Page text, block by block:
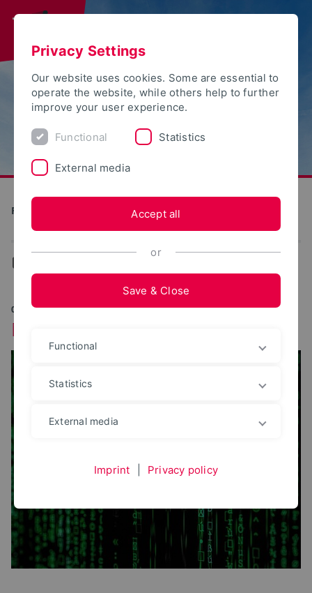
Future Food Factory OWL
04/15/2020
Maischen 4.0 in der Brauwelt
Privacy Settings
Our website uses cookies. Some are essential to
operate the website, while others help to further
improve your user experience.
Functional Statistics
External media
Accept all
or
Save & Close
Functional
Statistics
External media
Imprint Privacy policy